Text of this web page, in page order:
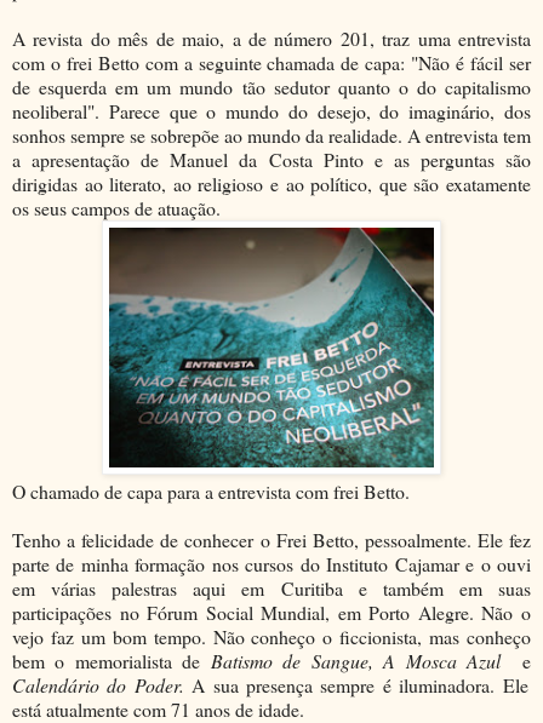
A revista do mês de maio, a de número 201, traz uma entrevista
com o frei Betto com a seguinte chamada de capa: "Não é fácil ser
de esquerda em um mundo tão sedutor quanto o do capitalismo
neoliberal". Parece que o mundo do desejo, do imaginário, dos
sonhos sempre se sobrepõe ao mundo da realidade. A entrevista tem
a apresentação de Manuel da Costa Pinto e as perguntas são
dirigidas ao literato, ao religioso e ao político, que são exatamente
os seus campos de atuação.
O chamado de capa para a entrevista com frei Betto.
Tenho a felicidade de conhecer o Frei Betto, pessoalmente. Ele fez
parte de minha formação nos cursos do Instituto Cajamar e o ouvi
em várias palestras aqui em Curitiba e também em suas
participações no Fórum Social Mundial, em Porto Alegre. Não o
vejo faz um bom tempo. Não conheço o ficcionista, mas conheço
bem o memorialista de Batismo de Sangue, A Mosca Azule
Calendário do Poder. A sua presença sempre é iluminadora. Ele
está atualmente com 71 anos de idade.